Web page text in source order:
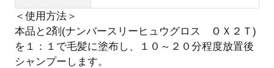
＜使用方法＞
本品と2剤(ナンバースリーヒュウグロス ＯＸ２Ｔ)
を１：１で毛髪に塗布し、１０～２０分程度放置後
シャンプーします。